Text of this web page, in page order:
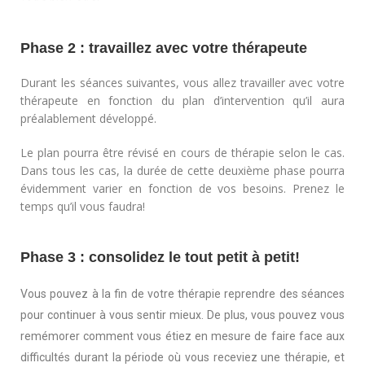
Phase 2 : travaillez avec votre thérapeute
Durant les séances suivantes, vous allez travailler avec votre
thérapeute en fonction du plan d’intervention qu’il aura
préalablement développé.
Le plan pourra être révisé en cours de thérapie selon le cas.
Dans tous les cas, la durée de cette deuxième phase pourra
évidemment varier en fonction de vos besoins. Prenez le
temps qu’il vous faudra!
Phase 3 : consolidez le tout petit à petit!
Vous pouvez à la fin de votre thérapie reprendre des séances
pour continuer à vous sentir mieux. De plus, vous pouvez vous
remémorer comment vous étiez en mesure de faire face aux
difficultés durant la période où vous receviez une thérapie, et